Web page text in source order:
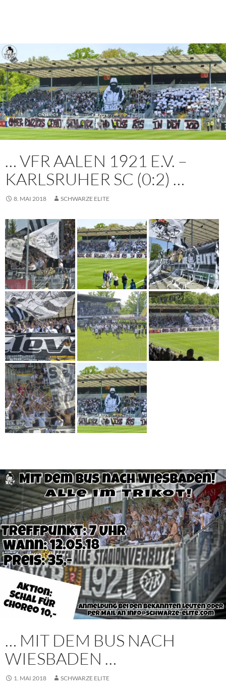
… VFR AALEN 1921 E.V. –
KARLSRUHER SC (0:2) …
8. MAI 2018 SCHWARZE ELITE
… MIT DEM BUS NACH
WIESBADEN …
1. MAI 2018 SCHWARZE ELITE